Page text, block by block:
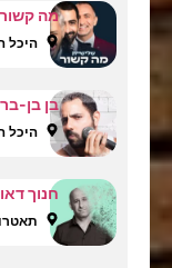
מה
היכל
בן בן-
היכל
חנוך